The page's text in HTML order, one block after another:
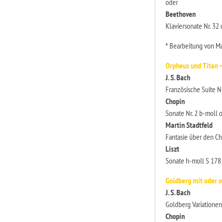
oder
Beethoven
Klaviersonate Nr.
* Bearbeitung von
Orpheus und Titan
J. S. Bach
Französische Suite
Chopin
Sonate Nr. 2 b-moll
Martin Stadtfeld
Fantasie über den
Liszt
Sonate h-moll S 178
Goldberg mit oder
J. S. Bach
Goldberg
Chopin